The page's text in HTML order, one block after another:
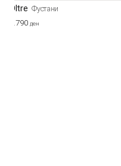
Oltre Фустани
8.790 ден